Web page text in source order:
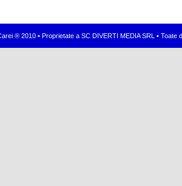
® 2010 • Proprietate a SC DIVERTI MEDIA SRL •